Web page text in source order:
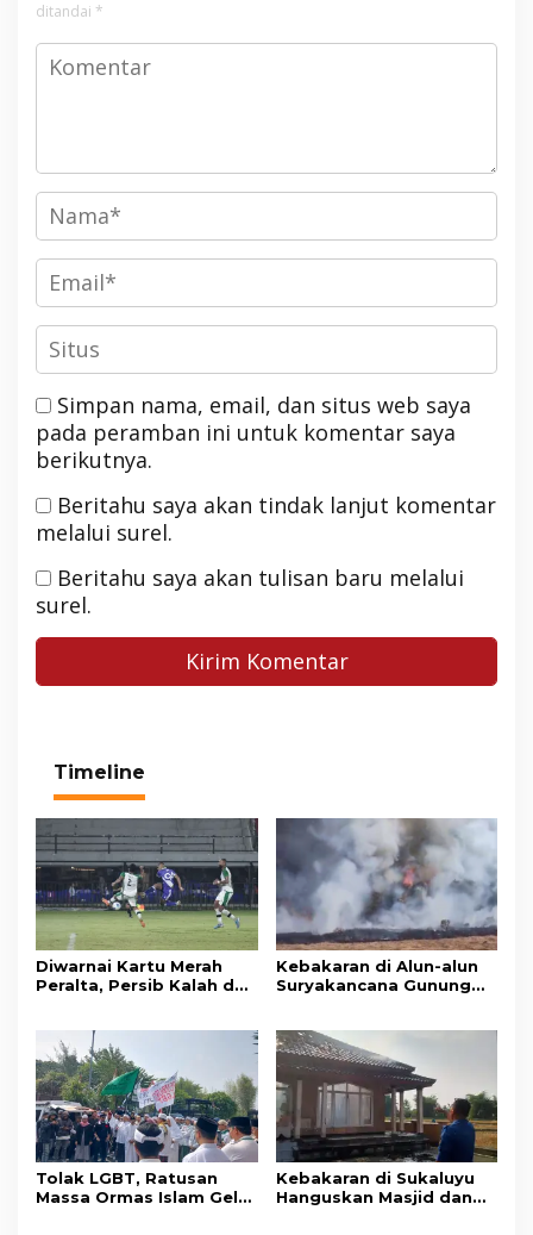
ditandai *
Simpan nama, email, dan situs web saya
pada peramban ini untuk komentar saya
berikutnya.
Beritahu saya akan tindak lanjut komentar
melalui surel.
Beritahu saya akan tulisan baru melalui
surel.
Timeline
Diwarnai Kartu Merah
Peralta, Persib Kalah dari
Kebakaran di Alun-alun
Suryakancana Gunung
Masih Bersiaga
Tolak LGBT, Ratusan
Massa Ormas Islam Gelar
Kebakaran di Sukaluyu
Hanguskan Masjid dan